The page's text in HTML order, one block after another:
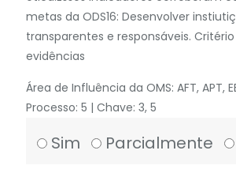
metas da ODS16: Desenvolver
transparentes e responsáveis.
evidências
Área de Influência da OMS: AFT, APT,
Processo: 5 | Chave: 3, 5
Sim Parcialmente